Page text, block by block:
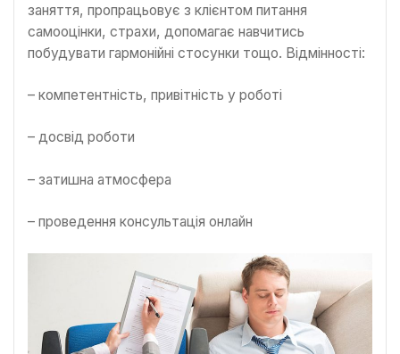
заняття, пропрацьовує з клієнтом питання
самооцінки, страхи, допомагає навчитись
побудувати гармонійні стосунки тощо. Відмінності:
– компетентність, привітність у роботі
– досвід роботи
– затишна атмосфера
– проведення консультація онлайн